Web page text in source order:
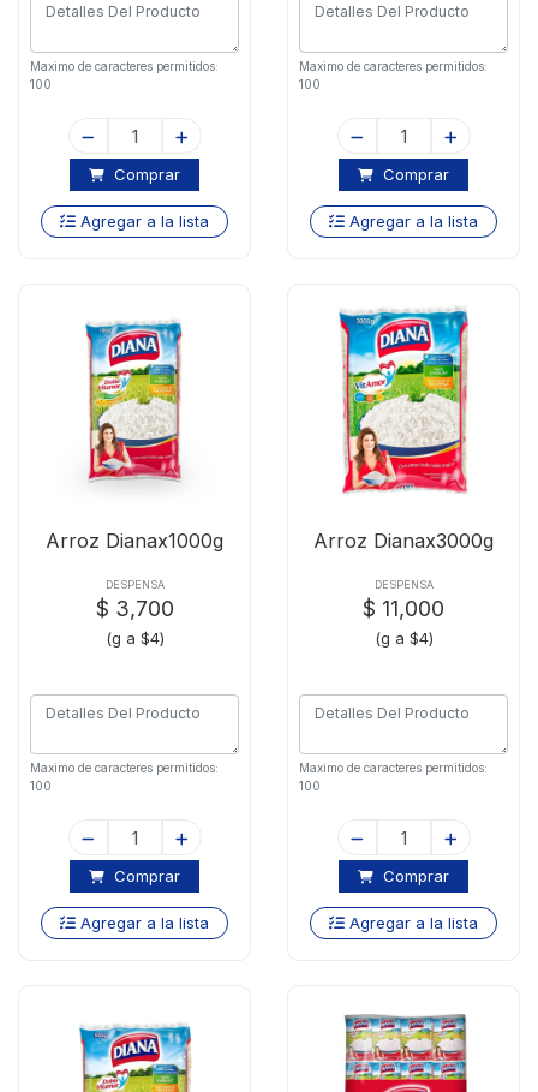
Maximo de caracteres permitidos:
100
Comprar
Agregar a la lista
Maximo de caracteres permitidos:
100
Comprar
Agregar a la lista
Arroz Dianax1000g
DESPENSA
$ 3,700
(g a $4)
Maximo de caracteres permitidos:
100
Comprar
Agregar a la lista
Arroz Dianax3000g
DESPENSA
$ 11,000
(g a $4)
Maximo de caracteres permitidos:
100
Comprar
Agregar a la lista